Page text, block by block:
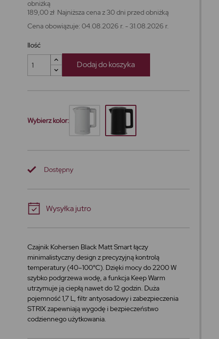
obniżką
189,00 zł Najniższa cena z 30 dni przed obniżką
Cena obowiązuje: 04.08.2026 r. - 31.08.2026 r.
Ilość
Dodaj do koszyka
Wybierz kolor:
Dostępny
Wysyłka jutro
Czajnik Kohersen Black Matt Smart łączy
minimalistyczny design z precyzyjną kontrolą
temperatury (40–100°C). Dzięki mocy do 2200 W
szybko podgrzewa wodę, a funkcja Keep Warm
utrzymuje ją ciepłą nawet do 12 godzin. Duża
pojemność 1,7 L, filtr antyosadowy i zabezpieczenia
STRIX zapewniają wygodę i bezpieczeństwo
codziennego użytkowania.